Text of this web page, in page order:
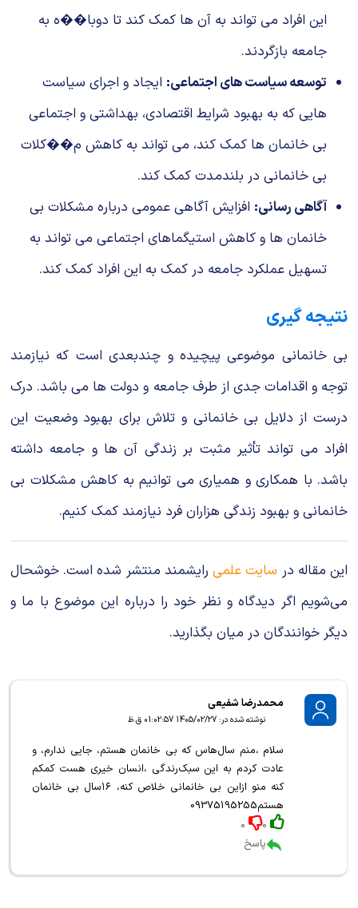
این افراد می تواند به آن ها کمک کند تا دوبا��ه به
جامعه بازگردند.
توسعه سیاست های اجتماعی: ایجاد و اجرای سیاست
هایی که به بهبود شرایط اقتصادی، بهداشتی و اجتماعی
بی خانمان ها کمک کند، می تواند به کاهش م��کلات
بی خانمانی در بلندمدت کمک کند.
آگاهی رسانی: افزایش آگاهی عمومی درباره مشکلات بی
خانمان ها و کاهش استیگماهای اجتماعی می تواند به
تسهیل عملکرد جامعه در کمک به این افراد کمک کند.
نتیجه گیری
بی خانمانی موضوعی پیچیده و چندبعدی است که نیازمند
توجه و اقدامات جدی از طرف جامعه و دولت ها می باشد. درک
درست از دلایل بی خانمانی و تلاش برای بهبود وضعیت این
افراد می تواند تأثیر مثبت بر زندگی آن ها و جامعه داشته
باشد. با همکاری و همیاری می توانیم به کاهش مشکلات بی
خانمانی و بهبود زندگی هزاران فرد نیازمند کمک کنیم.
این مقاله در سایت علمیرایشمند منتشر شده است. خوشحال
می‌شویم اگر دیدگاه و نظر خود را درباره این موضوع با ما و
دیگر خوانندگان در میان بگذارید.
محمدرضا شفیعی
نوشته شده در: 1405/02/27 01:02:57 ق.ظ
سلام ،منم سال‌هاس که بی خانمان هستم، جایی ندارم، و
عادت کردم به این سبک‌رندگی ،انسان خیری هست کمکم
کنه منو ازاین بی خانمانی خلاص کنه، ۱۶سال بی خانمان
هستم09375195255
0
0
پاسخ